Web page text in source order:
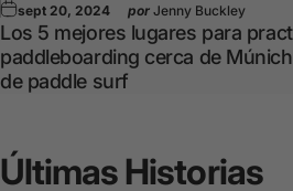
sept 20, 2024 por Jenny Buckley
Los 5 mejores lugares para
paddleboarding cerca de
de paddle surf
Últimas Historias